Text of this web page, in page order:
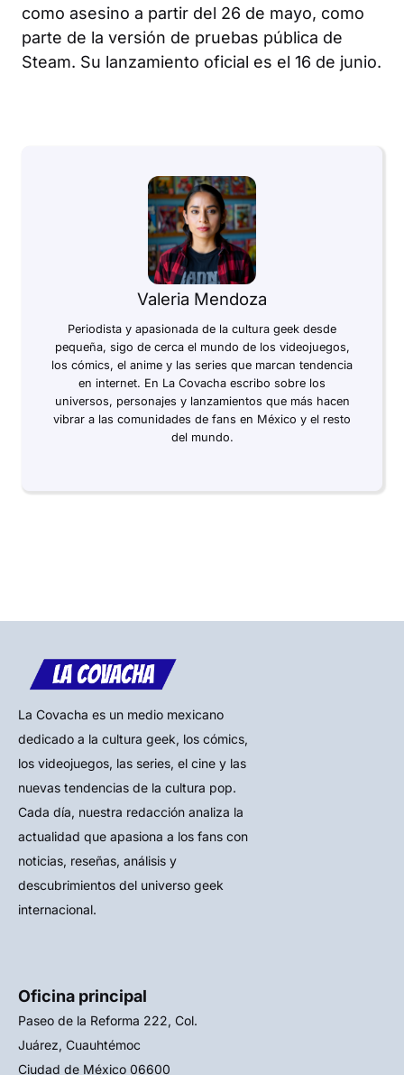
como asesino a partir del 26 de mayo, como
parte de la versión de pruebas pública de
Steam. Su lanzamiento oficial es el 16 de junio.
Valeria Mendoza
Periodista y apasionada de la cultura geek desde
pequeña, sigo de cerca el mundo de los videojuegos,
los cómics, el anime y las series que marcan tendencia
en internet. En La Covacha escribo sobre los
universos, personajes y lanzamientos que más hacen
vibrar a las comunidades de fans en México y el resto
del mundo.
La Covacha es un medio mexicano
dedicado a la cultura geek, los cómics,
los videojuegos, las series, el cine y las
nuevas tendencias de la cultura pop.
Cada día, nuestra redacción analiza la
actualidad que apasiona a los fans con
noticias, reseñas, análisis y
descubrimientos del universo geek
internacional.
Oficina principal
Paseo de la Reforma 222, Col.
Juárez, Cuauhtémoc
Ciudad de México 06600